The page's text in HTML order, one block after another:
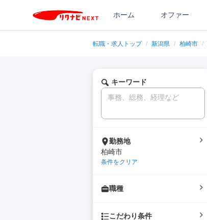
ホーム オファー
転職・求人トップ / 新潟県 / 柏崎市 /
キーワード
勤務地
柏崎市
条件をクリア
職種
こだわり条件